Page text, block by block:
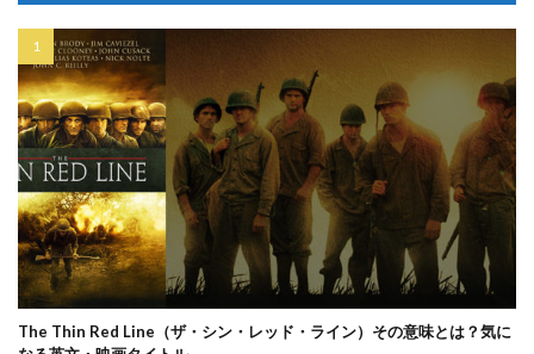
The Thin Red Line（ザ・シン・レッド・ライン）その意味とは？気に